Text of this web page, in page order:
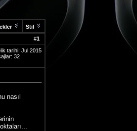
Stil
#1
tarihi: Jul 2015
32
nasıl